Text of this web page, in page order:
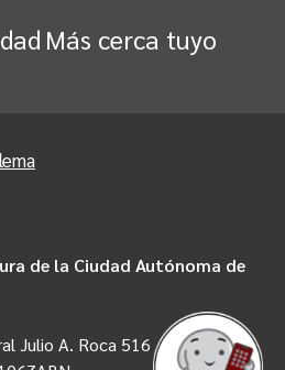
Más cerca tuyo
de la Ciudad Autónoma de
Julio A. Roca 516